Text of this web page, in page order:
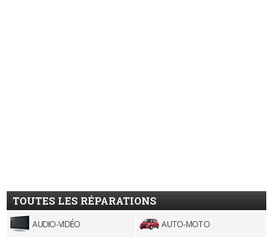
TOUTES LES RÉPARATIONS
AUDIO-VIDÉO AUTO-MOTO